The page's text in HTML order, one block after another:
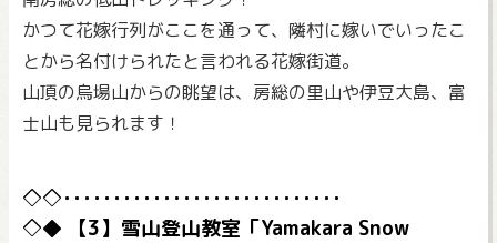
かつて花嫁行列がここを通って、隣村に嫁いでいったこ
とから名付けられたと言われる花嫁街道。
山頂の烏場山からの眺望は、房総の里山や伊豆大島、富
士山も見られます！
【3】雪山登山教室「Yamakara Snow